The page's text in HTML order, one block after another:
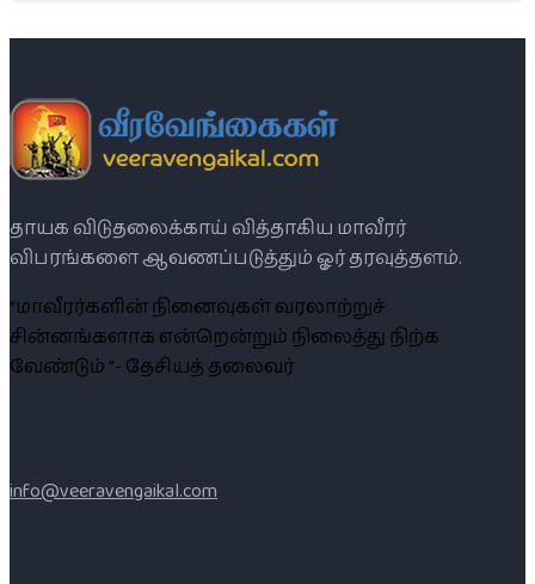
தாயக விடுதலைக்காய் வித்தாகிய மாவீரர்
விபரங்களை ஆவணப்படுத்தும் ஓர் தரவுத்தளம்.
“மாவீரர்களின் நினைவுகள் வரலாற்றுச்
சின்னங்களாக என்றென்றும் நிலைத்து நிற்க
வேண்டும் ”- தேசியத் தலைவர்
info@veeravengaikal.com